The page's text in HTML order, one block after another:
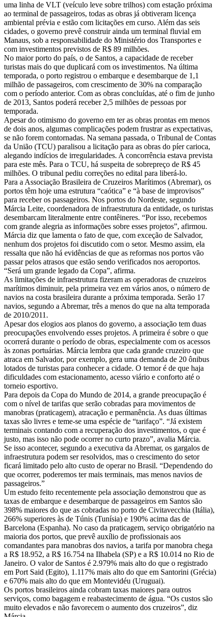
uma linha de VLT (veículo leve sobre trilhos) com estação próxima
ao terminal de passageiros, todas as obras já obtiveram licença
ambiental prévia e estão com licitações em curso. Além das seis
cidades, o governo prevê construir ainda um terminal fluvial em
Manaus, sob a responsabilidade do Ministério dos Transportes e
com investimentos previstos de R$ 89 milhões.
No maior porto do país, o de Santos, a capacidade de receber
turistas mais do que duplicará com os investimentos. Na última
temporada, o porto registrou o embarque e desembarque de 1,1
milhão de passageiros, com crescimento de 30% na comparação
com o período anterior. Com as obras concluídas, até o fim de junho
de 2013, Santos poderá receber 2,5 milhões de pessoas por
temporada.
Apesar do otimismo do governo em ter as obras prontas em menos
de dois anos, algumas complicações podem frustrar as expectativas,
se não forem contornadas. Na semana passada, o Tribunal de Contas
da União (TCU) paralisou a licitação para as obras do píer carioca,
alegando indícios de irregularidades. A concorrência estava prevista
para este mês. Para o TCU, há suspeita de sobrepreço de R$ 45
milhões. O tribunal pediu correções no edital para liberá-lo.
Para a Associação Brasileira de Cruzeiros Marítimos (Abremar), os
portos têm hoje uma estrutura “caótica” e “à base de improvisos”
para receber os passageiros. Nos portos do Nordeste, segundo
Márcia Leite, coordenadora de infraestrutura da entidade, os turistas
desembarcam literalmente entre contêineres. “Por isso, recebemos
com grande alegria as informações sobre esses projetos”, afirmou.
Márcia diz que lamenta o fato de que, com exceção de Salvador,
nenhum dos projetos foi discutido com o setor. Mesmo assim, ela
ressalta que não há evidências de que as reformas nos portos vão
passar pelos atrasos que estão sendo verificados nos aeroportos.
“Será um grande legado da Copa”, afirma.
As limitações de infraestrutura fizeram as operadoras de cruzeiros
marítimos diminuir, pela primeira vez em vários anos, o número de
navios na costa brasileira durante a próxima temporada. Serão 17
navios, segundo a Abremar, três a menos do que na alta temporada
de 2010/2011.
Apesar dos elogios aos planos do governo, a associação tem duas
preocupações envolvendo esses projetos. A primeira é sobre o que
ocorrerá durante o período de obras, especialmente com os acessos
às zonas portuárias. Márcia lembra que cada grande cruzeiro que
atraca em Salvador, por exemplo, gera uma demanda de 20 ônibus
lotados de turistas para conhecer a cidade. O temor é de que haja
dificuldades com estacionamento, acesso viário e conforto até o
torneio esportivo.
Para depois da Copa do Mundo de 2014, a grande preocupação é
com o nível de tarifas que serão cobradas para movimentos de
manobras (praticagem), atracação e permanência. As duas últimas
taxas são livres e teme-se uma espécie de “tarifaço”. “Já existem
terminais contando com a recuperação dos investimentos, o que é
justo, mas isso não pode ocorrer no curto prazo”, avalia Márcia.
Se isso acontecer, segundo a executiva da Abremar, os gargalos de
infraestrutura podem ser resolvidos, mas o crescimento do setor
ficará limitado pelo alto custo de operar no Brasil. “Dependendo do
que ocorrer, poderemos ter mais terminais, mas menos navios de
passageiros.”
Um estudo feito recentemente pela associação demonstrou que as
taxas de embarque e desembarque de passageiros em Santos são
398% maiores do que as cobradas no porto de Civitavecchia (Itália),
266% superiores às de Túnis (Tunísia) e 190% acima das de
Barcelona (Espanha). No caso da praticagem, serviço obrigatório na
maioria dos portos, que prevê auxílio de profissionais aos
comandantes para manobras dos navios, a tarifa por manobra chega
a R$ 18.952, a R$ 16.754 na Ilhabela (SP) e a R$ 10.014 no Rio de
Janeiro. O valor de Santos é 2.979% mais alto do que o registrado
em Port Said (Egito), 1.117% mais alto do que em Santorini (Grécia)
e 670% mais alto do que em Montevidéu (Uruguai).
Os portos brasileiros ainda cobram taxas maiores para outros
serviços, como bagagem e reabastecimento de água. “Os custos são
muito elevados e não favorecem o aumento dos cruzeiros”, diz